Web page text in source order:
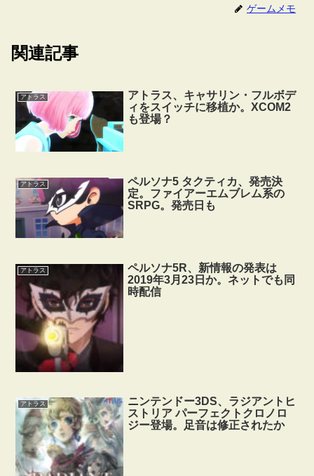
ゲームメモ
関連記事
アトラス
アトラス、キャサリン・フルボデ
ィをスイッチに移植か。XCOM2
も登場？
アトラス
ペルソナ5 タクティカ、発売決
定。ファイアーエムブレム系の
SRPG。発売日も
アトラス
ペルソナ5R、新情報の発表は
2019年3月23日か。ネットでも同
時配信
アトラス
ニンテンドー3DS、ラジアントヒ
ストリア パーフェクトクロノロ
ジー登場。足音は修正されたか